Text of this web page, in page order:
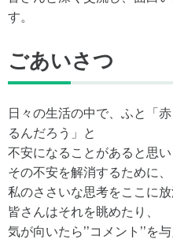
す。
ごあいさつ
日々の生活の中で、ふと「
るんだろう」と
不安になることがあると思い
その不安を解消するために
私のささいな思考をここに放
皆さんはそれを眺めたり、
気が向いたら’’コメント’’を